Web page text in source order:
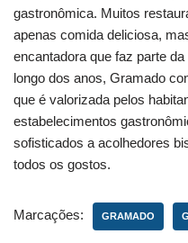
gastronômica. Muitos
apenas comida deliciosa,
encantadora que faz parte
longo dos anos, Gramado
que é valorizada pelos
estabelecimentos
sofisticados a acolhedores
todos os gostos.
Marcações: GRAMADO